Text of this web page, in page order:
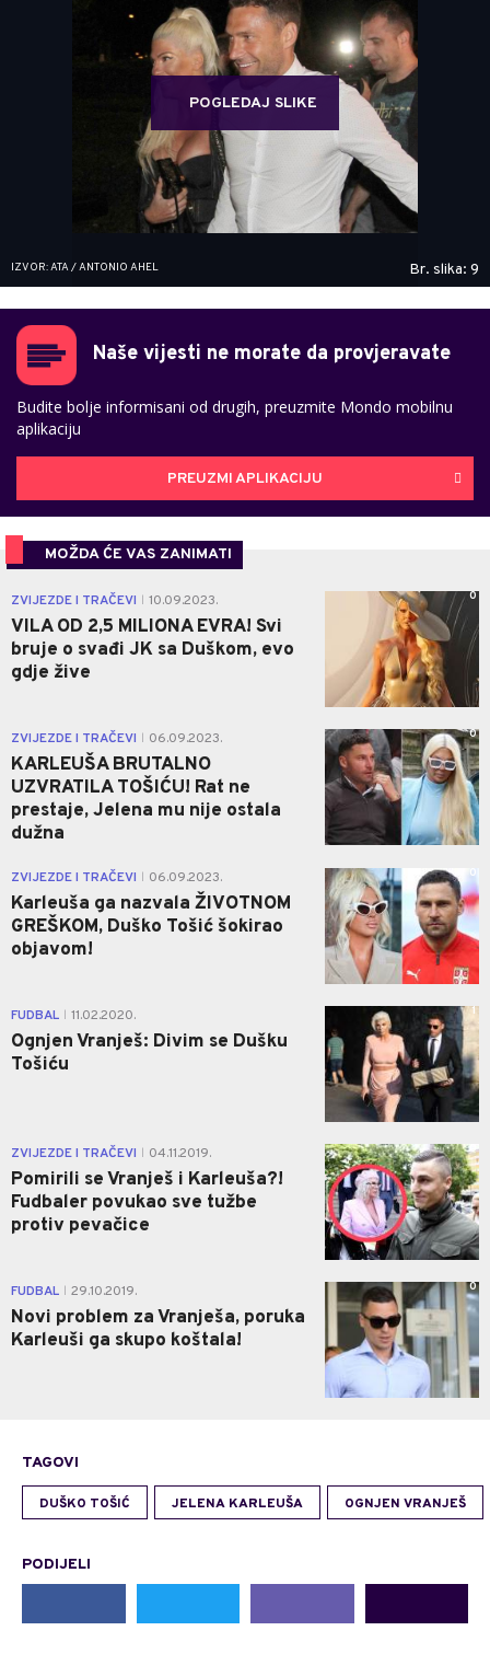
POGLEDAJ SLIKE
IZVOR: ATA / ANTONIO AHEL Br. slika: 9
Naše vijesti ne morate da provjeravate
Budite bolje informisani od drugih, preuzmite Mondo mobilnu
aplikaciju
PREUZMI APLIKACIJU
MOŽDA ĆE VAS ZANIMATI
ZVIJEZDE I TRAČEVI 10.09.2023.
VILA OD 2,5 MILIONA EVRA! Svi
bruje o svađi JK sa Duškom, evo
gdje žive
0
ZVIJEZDE I TRAČEVI 06.09.2023.
KARLEUŠA BRUTALNO
UZVRATILA TOŠIĆU! Rat ne
prestaje, Jelena mu nije ostala
dužna
0
ZVIJEZDE I TRAČEVI 06.09.2023.
Karleuša ga nazvala ŽIVOTNOM
GREŠKOM, Duško Tošić šokirao
objavom!
0
FUDBAL 11.02.2020.
Ognjen Vranješ: Divim se Dušku
Tošiću
1
ZVIJEZDE I TRAČEVI 04.11.2019.
Pomirili se Vranješ i Karleuša?!
Fudbaler povukao sve tužbe
protiv pevačice
0
FUDBAL 29.10.2019.
Novi problem za Vranješa, poruka
Karleuši ga skupo koštala!
0
TAGOVI
DUŠKO TOŠIĆ JELENA KARLEUŠA OGNJEN VRANJEŠ
PODIJELI